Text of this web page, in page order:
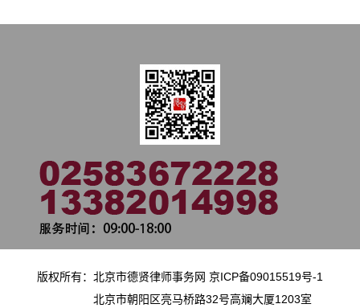
版权所有：北京市德贤律师事务网 京ICP备09015519号-1
北京市朝阳区亮马桥路32号高斓大厦1203室